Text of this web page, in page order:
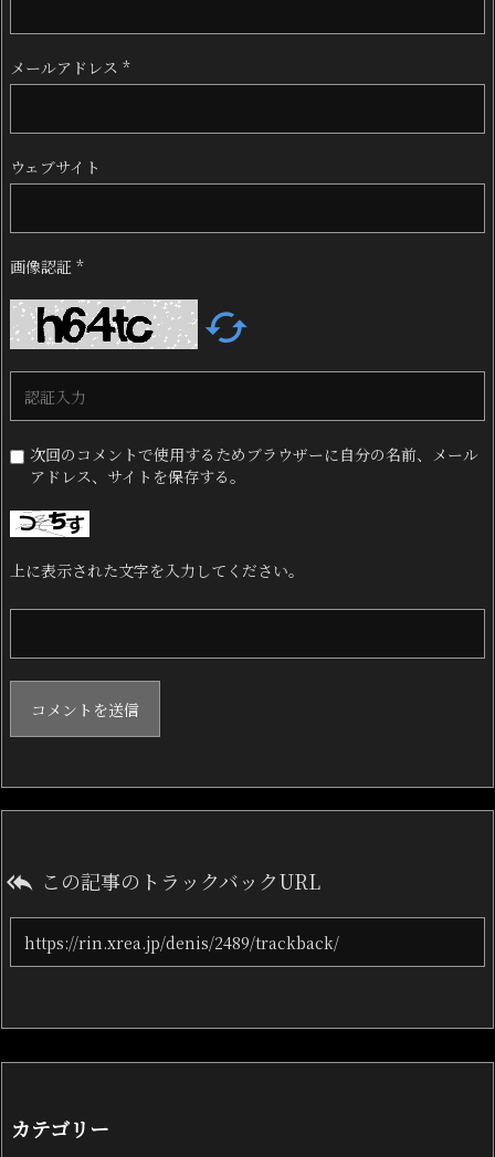
メールアドレス *
ウェブサイト
画像認証 *

次回のコメントで使用するためブラウザーに自分の名前、メール
アドレス、サイトを保存する。
上に表示された文字を入力してください。
 この記事のトラックバックURL
カテゴリー